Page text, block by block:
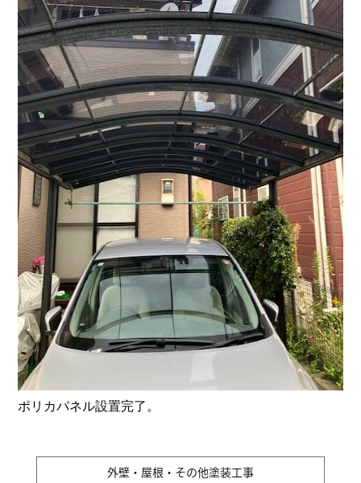
ポリカパネル設置完了。
外壁・屋根・その他塗装工事